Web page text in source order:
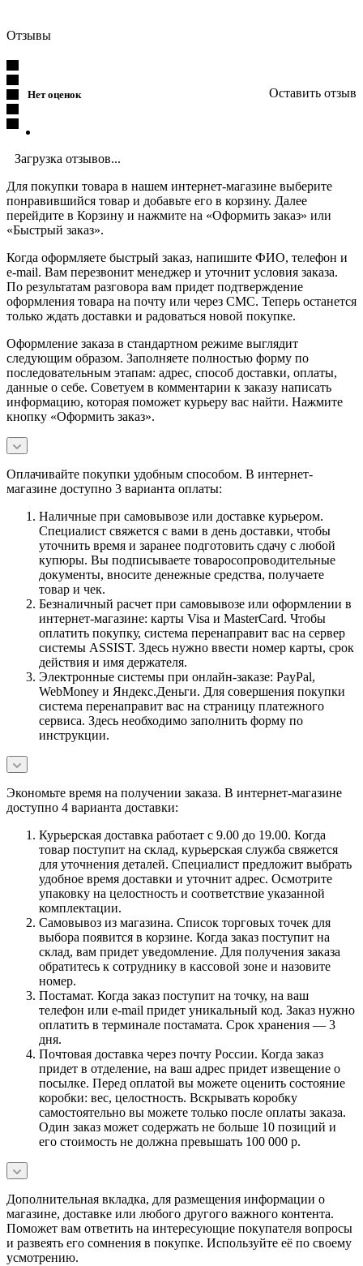
Отзывы
Нет оценок Оставить отзыв
Загрузка отзывов...
Для покупки товара в нашем интернет-магазине выберите
понравившийся товар и добавьте его в корзину. Далее
перейдите в Корзину и нажмите на «Оформить заказ» или
«Быстрый заказ».
Когда оформляете быстрый заказ, напишите ФИО, телефон и
e-mail. Вам перезвонит менеджер и уточнит условия заказа.
По результатам разговора вам придет подтверждение
оформления товара на почту или через СМС. Теперь останется
только ждать доставки и радоваться новой покупке.
Оформление заказа в стандартном режиме выглядит
следующим образом. Заполняете полностью форму по
последовательным этапам: адрес, способ доставки, оплаты,
данные о себе. Советуем в комментарии к заказу написать
информацию, которая поможет курьеру вас найти. Нажмите
кнопку «Оформить заказ».
Оплачивайте покупки удобным способом. В интернет-
магазине доступно 3 варианта оплаты:
Наличные при самовывозе или доставке курьером.
Специалист свяжется с вами в день доставки, чтобы
уточнить время и заранее подготовить сдачу с любой
купюры. Вы подписываете товаросопроводительные
документы, вносите денежные средства, получаете
товар и чек.
Безналичный расчет при самовывозе или оформлении в
интернет-магазине: карты Visa и MasterCard. Чтобы
оплатить покупку, система перенаправит вас на сервер
системы ASSIST. Здесь нужно ввести номер карты, срок
действия и имя держателя.
Электронные системы при онлайн-заказе: PayPal,
WebMoney и Яндекс.Деньги. Для совершения покупки
система перенаправит вас на страницу платежного
сервиса. Здесь необходимо заполнить форму по
инструкции.
Экономьте время на получении заказа. В интернет-магазине
доступно 4 варианта доставки:
Курьерская доставка работает с 9.00 до 19.00. Когда
товар поступит на склад, курьерская служба свяжется
для уточнения деталей. Специалист предложит выбрать
удобное время доставки и уточнит адрес. Осмотрите
упаковку на целостность и соответствие указанной
комплектации.
Самовывоз из магазина. Список торговых точек для
выбора появится в корзине. Когда заказ поступит на
склад, вам придет уведомление. Для получения заказа
обратитесь к сотруднику в кассовой зоне и назовите
номер.
Постамат. Когда заказ поступит на точку, на ваш
телефон или e-mail придет уникальный код. Заказ нужно
оплатить в терминале постамата. Срок хранения — 3
дня.
Почтовая доставка через почту России. Когда заказ
придет в отделение, на ваш адрес придет извещение о
посылке. Перед оплатой вы можете оценить состояние
коробки: вес, целостность. Вскрывать коробку
самостоятельно вы можете только после оплаты заказа.
Один заказ может содержать не больше 10 позиций и
его стоимость не должна превышать 100 000 р.
Дополнительная вкладка, для размещения информации о
магазине, доставке или любого другого важного контента.
Поможет вам ответить на интересующие покупателя вопросы
и развеять его сомнения в покупке. Используйте её по своему
усмотрению.